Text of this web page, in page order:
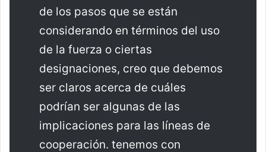
de los pasos que se están
considerando en términos del uso
de la fuerza o ciertas
designaciones, creo que debemos
ser claros acerca de cuáles
podrían ser algunas de las
implicaciones para las líneas de
cooperación. tenemos con